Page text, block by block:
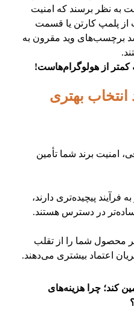
به نظر برسند که امنیت
از پلمپ کارتن یا قسمت
برچسب‌های وید مقرون به
کمتر از هولوگرام‌هاست!
بهتری
امنیت برند شما تأمین
فرآیند پیچیده‌تری دارند،
در دسترس هستند.
محصول شما را از تقلب
اعتماد بیشتری می‌دهند.
کند؛ چرا هزینه‌های